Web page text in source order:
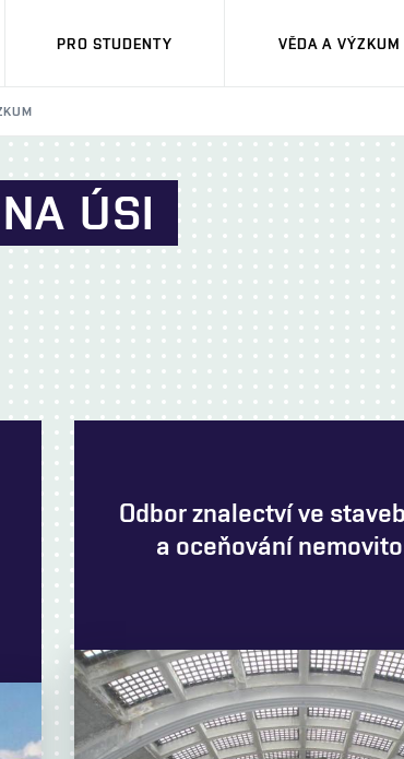
PRO STUDENTY VĚDA A VÝZKUM
ÚSI
Odbor znalectví ve
a oceňování